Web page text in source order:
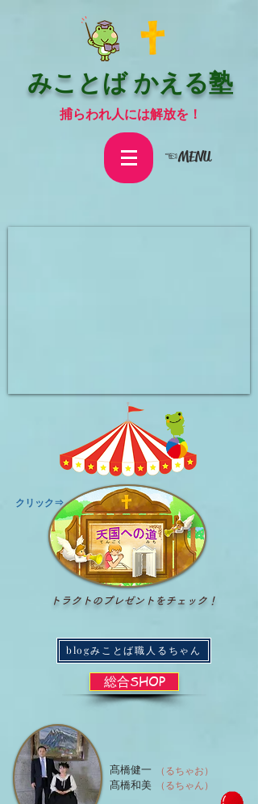
みことば かえる塾
捕らわれ人には解放を！
☜MENU
​クリック⇒
トラクトのプレゼントをチェック！
blogみことば職人るちゃん
総合SHOP
（るちゃお）
（るちゃん）
髙橋健一
髙橋和美